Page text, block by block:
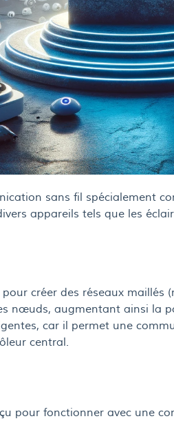
sans fil spécialement
appareils tels que les
créer des réseaux maillés
nœuds, augmentant ainsi la
car il permet une
central.
pour fonctionner avec une